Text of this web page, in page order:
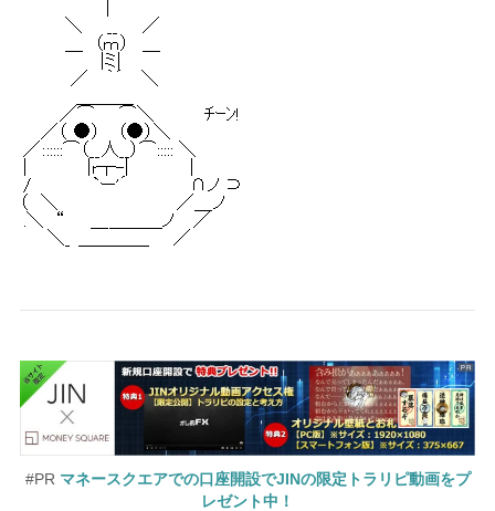
#PR マネースクエアでの口座開設でJINの限定トラリピ動画をプ
レゼント中！